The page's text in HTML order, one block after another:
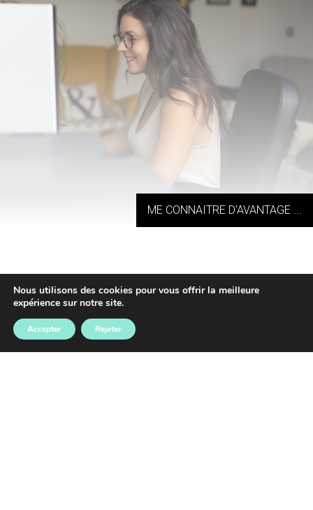
ME CONNAITRE D'AVANTAGE ...
Demande de données
personnelles
Nous utilisons des cookies pour vous offrir la meilleure
expérience sur notre site.
Accepter Rejeter